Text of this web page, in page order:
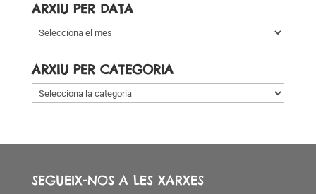
ARXIU PER DATA
Arxiu
per
ARXIU PER CATEGORIA
Arxiu
per
SEGUEIX-NOS A LES XARXES